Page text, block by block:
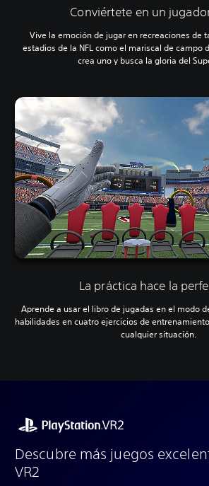
Conviértete en un
Vive la emoción de jugar en recreaciones de
estadios de la NFL como el mariscal de campo
crea uno y busca la gloria del
La práctica hace la
Aprende a usar el libro de jugadas en el modo
habilidades en cuatro ejercicios de
cualquier situación.
Descubre más juegos
VR2